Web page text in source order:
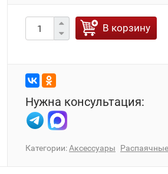
В корзину
Нужна консультация:
Категории:Аксессуары